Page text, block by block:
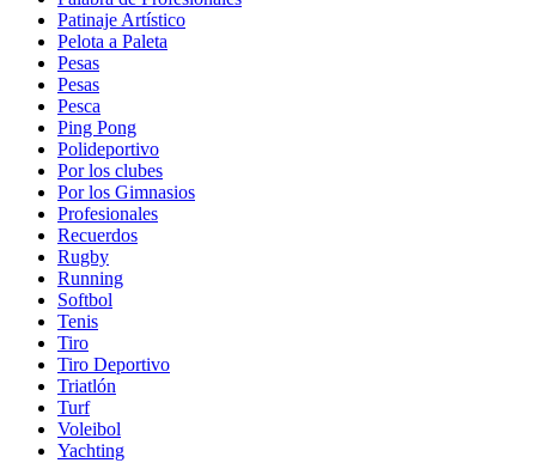
Patinaje Artístico
Pelota a Paleta
Pesas
Pesas
Pesca
Ping Pong
Polideportivo
Por los clubes
Por los Gimnasios
Profesionales
Recuerdos
Rugby
Running
Softbol
Tenis
Tiro
Tiro Deportivo
Triatlón
Turf
Voleibol
Yachting